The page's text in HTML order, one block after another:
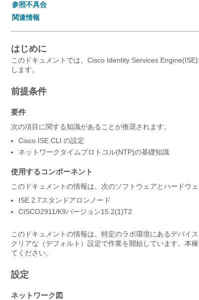
参照不具合
関連情報
はじめに
このドキュメントでは、Cisco Identity Services
します。
前提条件
要件
次の項目に関する知識があることが推奨されます。
Cisco ISE CLI の設定
ネットワークタイムプロトコル(NTP)の基礎知識
使用するコンポーネント
このドキュメントの情報は、次のソフトウェアとハードウ
ISE 2.7スタンドアロンノード
CISCO2911/K9バージョン15.2(1)T2
このドキュメントの情報は、特定のラボ環境にあるデバイ
クリアな（デフォルト）設定で作業を開始しています。本
てください。
設定
ネットワーク図